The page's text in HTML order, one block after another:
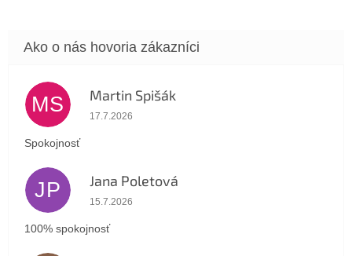
MS Martin Spišák
Hodnotenie obchodu je 5 z 5 hviezdičiek.
17.7.2026
Spokojnosť
JP Jana Poletová
Hodnotenie obchodu je 5 z 5 hviezdičiek.
15.7.2026
100% spokojnosť